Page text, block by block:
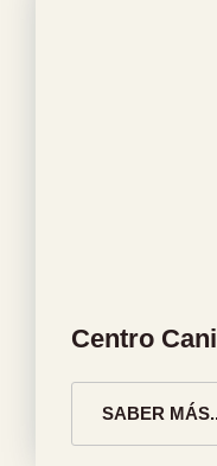
Centro
SABER